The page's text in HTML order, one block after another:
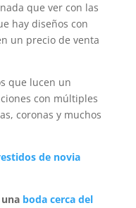
que ver con las
hay diseños con
un precio de venta
que lucen un
con múltiples
coronas y muchos
de novia
boda cerca del